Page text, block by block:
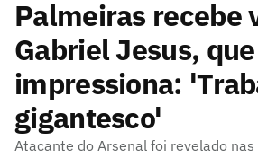
Palmeiras recebe
Gabriel Jesus,
impressiona:
gigantesco'
Atacante do Arsenal foi revelado